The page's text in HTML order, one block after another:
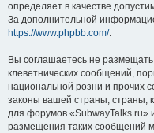
определяет в качестве
За дополнительной
https://www.phpbb.com/.
Вы соглашаетесь не
клеветнических сообщений,
национальной розни и прочих
законы вашей страны, страны,
для форумов «SubwayTalks.ru»
размещения таких сообщений